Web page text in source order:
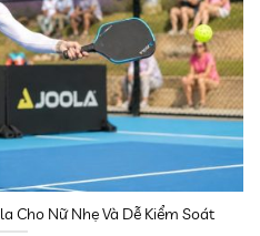
Cho Nữ Nhẹ Và Dễ Kiểm Soát